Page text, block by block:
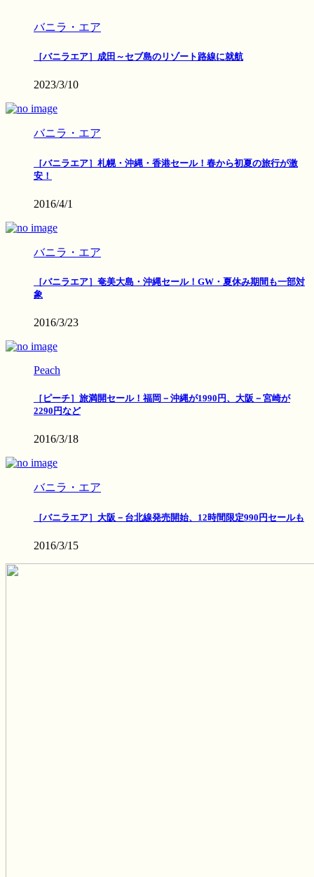
バニラ・エア
［バニラエア］成田～セブ島のリゾート路線に就航
2023/3/10
バニラ・エア
［バニラエア］札幌・沖縄・香港セール！春から初夏の旅行が激
安！
2016/4/1
バニラ・エア
［バニラエア］奄美大島・沖縄セール！GW・夏休み期間も一部対
象
2016/3/23
Peach
［ピーチ］旅満開セール！福岡－沖縄が1990円、大阪－宮崎が
2290円など
2016/3/18
バニラ・エア
［バニラエア］大阪－台北線発売開始、12時間限定990円セールも
2016/3/15